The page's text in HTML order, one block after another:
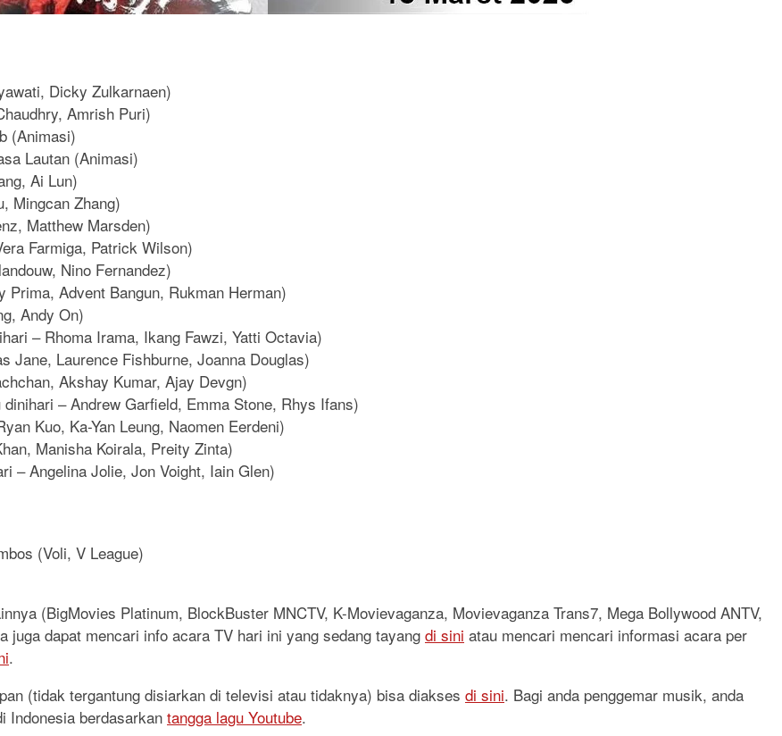
Dicky Zulkarnaen)
Amrish Puri)
(Animasi)
Lautan (Animasi)
Ai Lun)
Mingcan Zhang)
Matthew Marsden)
Farmiga, Patrick Wilson)
Nino Fernandez)
Advent Bangun, Rukman Herman)
Andy On)
– Rhoma Irama, Ikang Fawzi, Yatti Octavia)
Jane, Laurence Fishburne, Joanna Douglas)
Akshay Kumar, Ajay Devgn)
dinihari – Andrew Garfield, Emma Stone, Rhys Ifans)
Kuo, Ka-Yan Leung, Naomen Eerdeni)
Manisha Koirala, Preity Zinta)
– Angelina Jolie, Jon Voight, Iain Glen)
(Voli, V League)
(BigMovies Platinum, BlockBuster MNCTV, K-Movievaganza, Movievaganza Trans7, Mega Bollywood ANTV,
dapat mencari info acara TV hari ini yang sedang tayang di sini atau mencari mencari informasi acara per
.
(tidak tergantung disiarkan di televisi atau tidaknya) bisa diakses di sini. Bagi anda penggemar musik, anda
Indonesia berdasarkan tangga lagu Youtube.